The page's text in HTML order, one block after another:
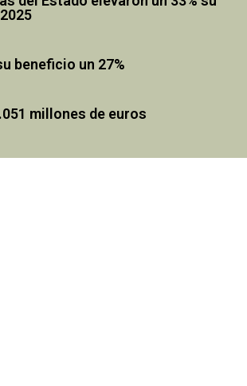
beneficio un 27%
millones de euros